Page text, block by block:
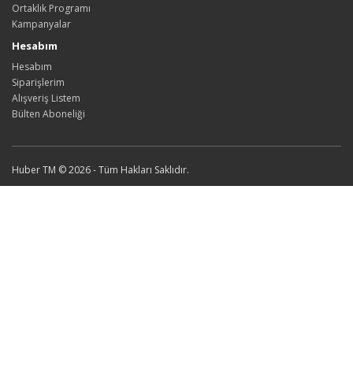
Ortaklık Programı
Kampanyalar
Hesabım
Hesabım
Siparişlerim
Alışveriş Listem
Bülten Aboneliği
Huber TM © 2026 - Tüm Hakları Saklıdır.